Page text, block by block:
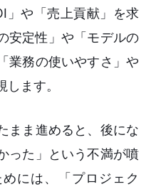
」や「売上貢献」を求
安定性」や「モデルの
業務の使いやすさ」や
します。
まま進めると、後にな
った」という不満が噴
には、「プロジェク